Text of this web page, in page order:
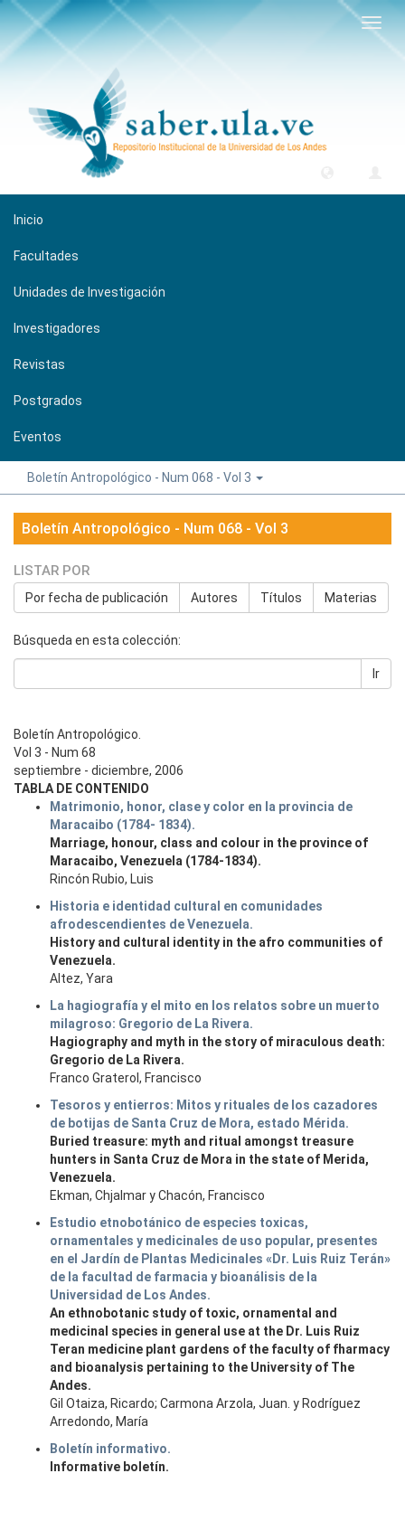
Inicio
Facultades
Unidades de Investigación
Investigadores
Revistas
Postgrados
Eventos
Boletín Antropológico - Num 068 - Vol 3
Boletín Antropológico - Num 068 - Vol 3
LISTAR POR
Por fecha de publicación Autores Títulos Materias
Búsqueda en esta colección:
Ir
Boletín Antropológico.
Vol 3 - Num 68
septiembre - diciembre, 2006
TABLA DE CONTENIDO
Matrimonio, honor, clase y color en la provincia de
Maracaibo (1784- 1834).
Marriage, honour, class and colour in the province of
Maracaibo, Venezuela (1784-1834).
Rincón Rubio, Luis
Historia e identidad cultural en comunidades
afrodescendientes de Venezuela.
History and cultural identity in the afro communities of
Venezuela.
Altez, Yara
La hagiografía y el mito en los relatos sobre un muerto
milagroso: Gregorio de La Rivera.
Hagiography and myth in the story of miraculous death:
Gregorio de La Rivera.
Franco Graterol, Francisco
Tesoros y entierros: Mitos y rituales de los cazadores
de botijas de Santa Cruz de Mora, estado Mérida.
Buried treasure: myth and ritual amongst treasure
hunters in Santa Cruz de Mora in the state of Merida,
Venezuela.
Ekman, Chjalmar y Chacón, Francisco
Estudio etnobotánico de especies toxicas,
ornamentales y medicinales de uso popular, presentes
en el Jardín de Plantas Medicinales «Dr. Luis Ruiz Terán»
de la facultad de farmacia y bioanálisis de la
Universidad de Los Andes.
An ethnobotanic study of toxic, ornamental and
medicinal species in general use at the Dr. Luis Ruiz
Teran medicine plant gardens of the faculty of fharmacy
and bioanalysis pertaining to the University of The
Andes.
Gil Otaiza, Ricardo; Carmona Arzola, Juan. y Rodríguez
Arredondo, María
Boletín informativo.
Informative boletín.